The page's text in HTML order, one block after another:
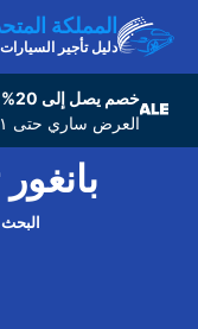
المملكة
دليل تأجير السيارات
خصم يصل إلى 20% على تأجير السيارات في جميع أنحاء العالم
العرض ساري حتى ١١ أغسطس ٢٠٢٦ - استفد منه اليوم!